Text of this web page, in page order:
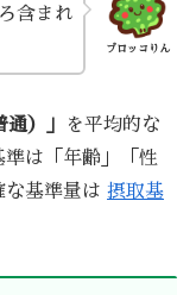
ブロッコりん
含まれ
）」
を平均的な
は「年齢」「性
な基準量は 摂取基